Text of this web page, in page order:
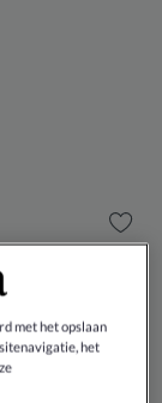
met het opslaan
het